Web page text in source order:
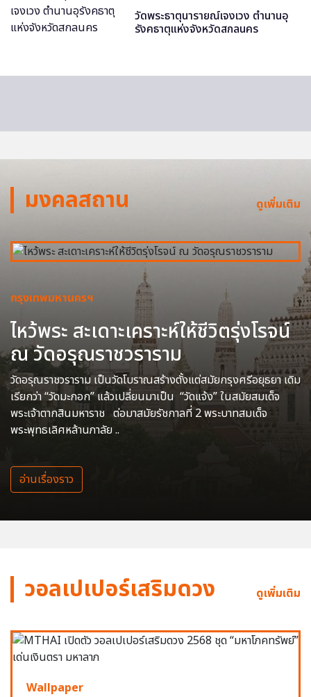
วัดพระธาตุนารายณ์เจงเวง ตำนานอุ
รังคธาตุแห่งจังหวัดสกลนคร
มงคลสถาน ดูเพิ่มเติม
กรุงเทพมหานครฯ
ไหว้พระ สะเดาะเคราะห์ให้ชีวิตรุ่งโรจน์
ณ วัดอรุณราชวราราม
วัดอรุณราชวราราม เป็นวัดโบราณสร้างตั้งแต่สมัยกรุงศรีอยุธยา เดิม
เรียกว่า “วัดมะกอก” แล้วเปลี่ยนมาเป็น “วัดแจ้ง” ในสมัยสมเด็จ
พระเจ้าตากสินมหาราช ต่อมาสมัยรัชกาลที่ 2 พระบาทสมเด็จ
พระพุทธเลิศหล้านภาลัย ..
อ่านเรื่องราว
วอลเปเปอร์เสริมดวง ดูเพิ่มเติม
Wallpaper